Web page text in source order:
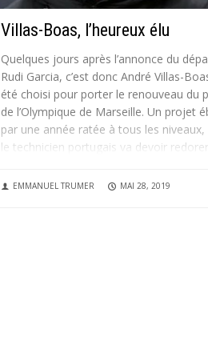
Villas-Boas, l’heureux élu
Quelques jours après l’annonce du
Rudi Garcia, c’est donc André Villas-
été choisi pour porter le renouveau du
de l’Olympique de Marseille. Un projet
par une année ratée à tous les niveaux,
le technicien portugais va devoir redorer
EMMANUEL TRUMER MAI 28, 2019